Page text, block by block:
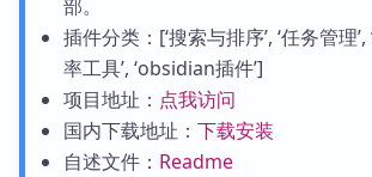
部。
插件分类：[‘搜索与排序’, ‘任务管理’,
率工具’, ‘obsidian插件’]
项目地址： 点我访问
国内下载地址： 下载安装
自述文件： Readme